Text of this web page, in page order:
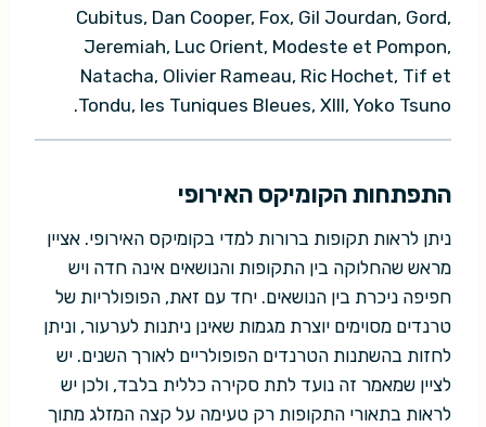
Cubitus, Dan Cooper, Fox, Gil Jourdan, Gord,
Jeremiah, Luc Orient, Modeste et Pompon,
Natacha, Olivier Rameau, Ric Hochet, Tif et
Tondu, les Tuniques Bleues, XIII, Yoko Tsuno.
התפתחות הקומיקס האירופי
ניתן לראות תקופות ברורות למדי בקומיקס האירופי. אציין
מראש שהחלוקה בין התקופות והנושאים אינה חדה ויש
חפיפה ניכרת בין הנושאים. יחד עם זאת, הפופולריות של
טרנדים מסוימים יוצרת מגמות שאינן ניתנות לערעור, וניתן
לחזות בהשתנות הטרנדים הפופולריים לאורך השנים. יש
לציין שמאמר זה נועד לתת סקירה כללית בלבד, ולכן יש
לראות בתאורי התקופות רק טעימה על קצה המזלג מתוך